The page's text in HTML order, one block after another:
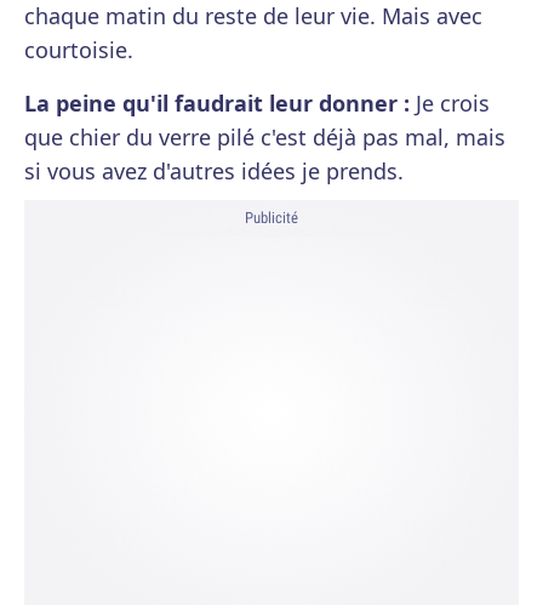
chaque matin du reste de leur vie. Mais avec
courtoisie.
La peine qu'il faudrait leur donner : Je crois
que chier du verre pilé c'est déjà pas mal, mais
si vous avez d'autres idées je prends.
Publicité